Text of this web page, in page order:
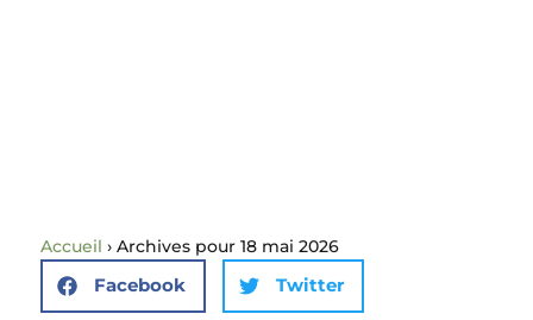
Accueil › Archives pour 18 mai 2026
Facebook Twitter